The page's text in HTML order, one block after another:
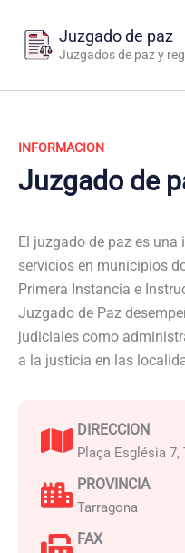
contenido
Juzgado de paz
Juzgados de paz y
INFORMACION
Juzgado de
El juzgado de paz es
servicios en municipios
Primera Instancia e
Juzgado de Paz
judiciales como
a la justicia en las
DIRECCION
Plaça Església 7,
PROVINCIA
Tarragona
FAX